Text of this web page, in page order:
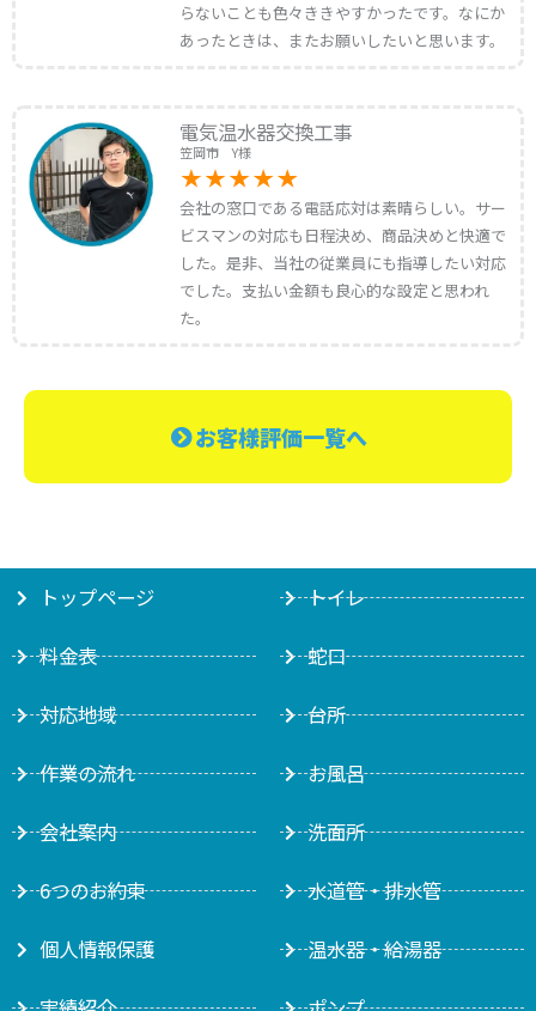
らないことも色々ききやすかったです。なにか
あったときは、またお願いしたいと思います。
電気温水器交換工事
笠岡市 Y様
会社の窓口である電話応対は素晴らしい。サー
ビスマンの対応も日程決め、商品決めと快適で
した。是非、当社の従業員にも指導したい対応
でした。支払い金額も良心的な設定と思われ
た。
お客様評価一覧へ
トップページ
料金表
対応地域
作業の流れ
会社案内
6つのお約束
個人情報保護
トイレ
蛇口
台所
お風呂
洗面所
水道管・排水管
温水器・給湯器